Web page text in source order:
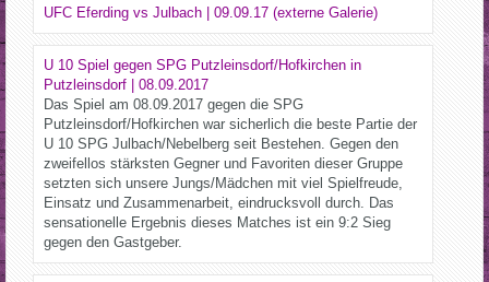
UFC Eferding vs Julbach | 09.09.17 (externe Galerie)
U 10 Spiel gegen SPG Putzleinsdorf/Hofkirchen in
Putzleinsdorf | 08.09.2017
Das Spiel am 08.09.2017 gegen die SPG
Putzleinsdorf/Hofkirchen war sicherlich die beste Partie der
U 10 SPG Julbach/Nebelberg seit Bestehen. Gegen den
zweifellos stärksten Gegner und Favoriten dieser Gruppe
setzten sich unsere Jungs/Mädchen mit viel Spielfreude,
Einsatz und Zusammenarbeit, eindrucksvoll durch. Das
sensationelle Ergebnis dieses Matches ist ein 9:2 Sieg
gegen den Gastgeber.